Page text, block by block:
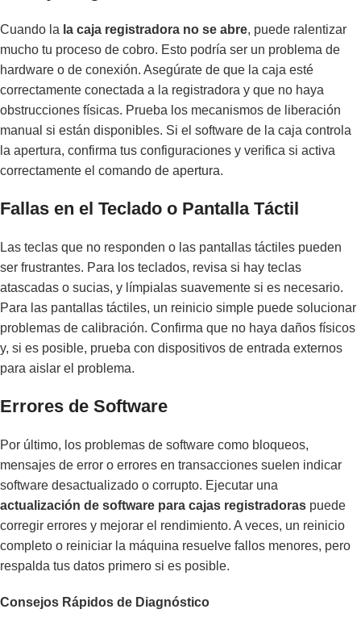
Cuando la la caja registradora no se abre, puede ralentizar
mucho tu proceso de cobro. Esto podría ser un problema de
hardware o de conexión. Asegúrate de que la caja esté
correctamente conectada a la registradora y que no haya
obstrucciones físicas. Prueba los mecanismos de liberación
manual si están disponibles. Si el software de la caja controla
la apertura, confirma tus configuraciones y verifica si activa
correctamente el comando de apertura.
Fallas en el Teclado o Pantalla Táctil
Las teclas que no responden o las pantallas táctiles pueden
ser frustrantes. Para los teclados, revisa si hay teclas
atascadas o sucias, y límpialas suavemente si es necesario.
Para las pantallas táctiles, un reinicio simple puede solucionar
problemas de calibración. Confirma que no haya daños físicos
y, si es posible, prueba con dispositivos de entrada externos
para aislar el problema.
Errores de Software
Por último, los problemas de software como bloqueos,
mensajes de error o errores en transacciones suelen indicar
software desactualizado o corrupto. Ejecutar una
actualización de software para cajas registradoras puede
corregir errores y mejorar el rendimiento. A veces, un reinicio
completo o reiniciar la máquina resuelve fallos menores, pero
respalda tus datos primero si es posible.
Consejos Rápidos de Diagnóstico